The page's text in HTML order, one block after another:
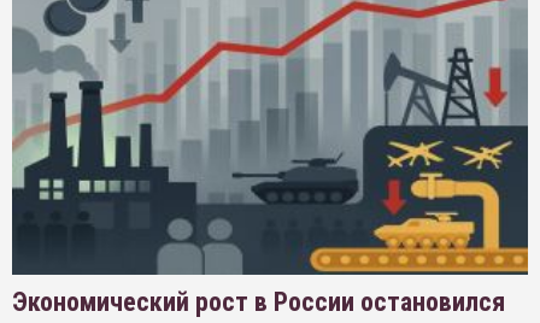
Экономический рост в России остановился